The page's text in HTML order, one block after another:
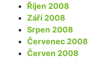
Říjen 2008
Září 2008
Srpen 2008
Červenec 2008
Červen 2008